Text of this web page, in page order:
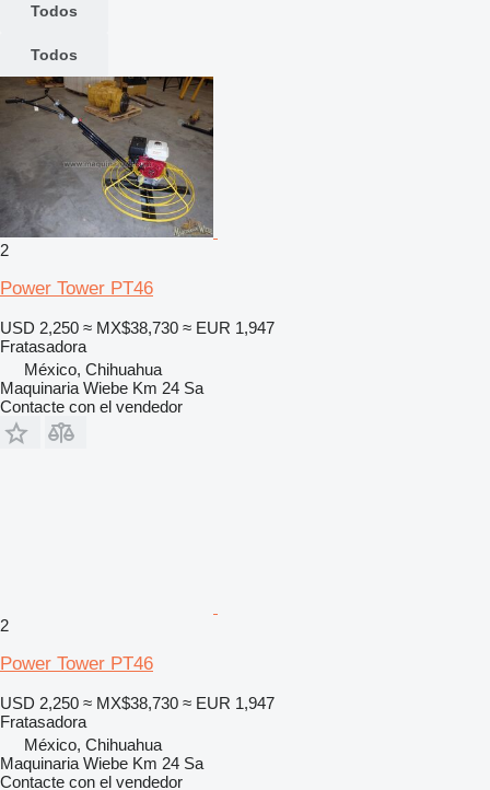
Todos
Todos
2
Power Tower PT46
USD 2,250 ≈ MX$38,730 ≈ EUR 1,947
Fratasadora
México, Chihuahua
Maquinaria Wiebe Km 24 Sa
Contacte con el vendedor
2
Power Tower PT46
USD 2,250 ≈ MX$38,730 ≈ EUR 1,947
Fratasadora
México, Chihuahua
Maquinaria Wiebe Km 24 Sa
Contacte con el vendedor